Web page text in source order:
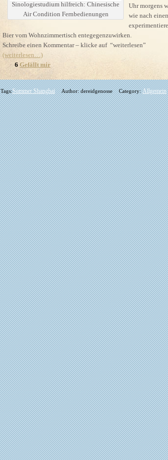
Sinologiestudium hilfreich: Chinesische
Air Condition Fernbedienungen
Uhr morgens
wie nach
Bier vom Wohnzimmertisch entegegenzuwirken.
Schreibe einen Kommentar – klicke auf “weiterlesen”
(weiterlesen…)
6 Gefällt mir
Tags:Sommer Shanghai Author: dereidgenosse Category:Allgemein